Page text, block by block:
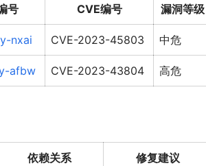
号 CVE编号 漏洞等级
nxai CVE-2023-45803 中危
afbw CVE-2023-43804 高危
依赖关系 修复建议